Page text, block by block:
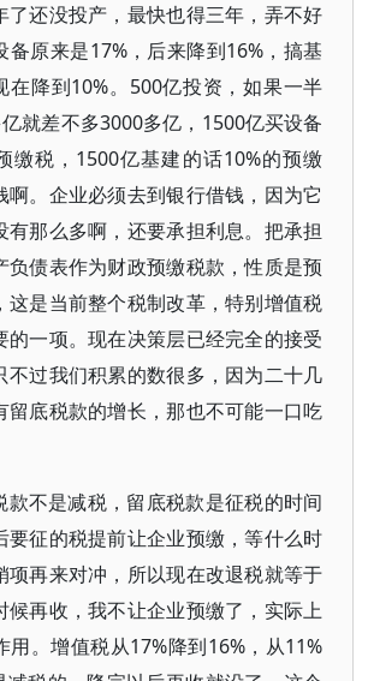
了还没投产，最快也得三年，弄不好
备原来是17%，后来降到16%，搞基
在降到10%。500亿投资，如果一半
就差不多3000多亿，1500亿买设备
缴税，1500亿基建的话10%的预缴
啊。企业必须去到银行借钱，因为它
有那么多啊，还要承担利息。把承担
负债表作为财政预缴税款，性质是预
这是当前整个税制改革，特别增值税
的一项。现在决策层已经完全的接受
不过我们积累的数很多，因为二十几
留底税款的增长，那也不可能一口吃
款不是减税，留底税款是征税的时间
要征的税提前让企业预缴，等什么时
项再来对冲，所以现在改退税就等于
候再收，我不让企业预缴了，实际上
用。增值税从17%降到16%，从11%